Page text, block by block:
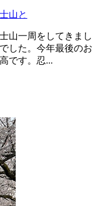
山と
山一周をしてきまし
した。今年最後のお
です。忍...